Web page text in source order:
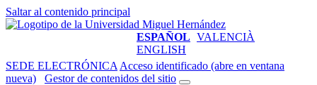
Saltar al contenido principal
ESPAÑOL VALENCIÀ
ENGLISH
SEDE ELECTRÓNICA Acceso identificado (abre en ventana
nueva)
Gestor de contenidos del sitio